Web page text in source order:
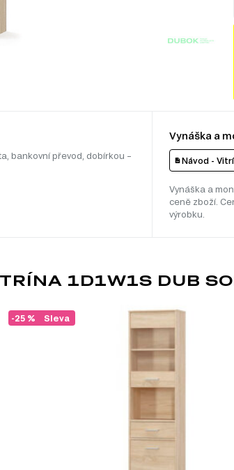
bankovní převod, dobírkou –
Vynáška a
Návod -
Vynáška a
ceně zboží.
výrobku.
1D1W1S DUB
Sleva
-25 %